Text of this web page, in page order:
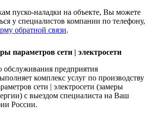
пуско-наладки на объекте, Вы можете
у специалистов компании по телефону,
обратной связи.
параметров сети | электросети
обслуживания предприятия
комплекс услуг по производству
сети | электросети (замеры
с выездом специалиста на Ваш
России.